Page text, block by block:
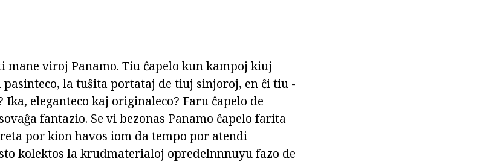
mane viroj Panamo. Tiu ĉapelo kun kampoj kiuj
la tuŝita portataj de tiuj sinjoroj, en ĉi tiu -
Ika, eleganteco kaj originaleco? Faru ĉapelo de
fantazio. Se vi bezonas Panamo ĉapelo farita
por kion havos iom da tempo por atendi
kolektos la krudmaterialoj opredelnnnuyu fazo de